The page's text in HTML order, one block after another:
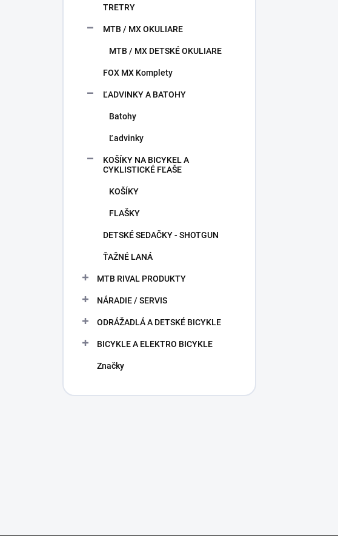
TRETRY
MTB / MX OKULIARE
MTB / MX DETSKÉ OKULIARE
FOX MX Komplety
ĽADVINKY A BATOHY
Batohy
Ľadvinky
KOŠÍKY NA BICYKEL A
CYKLISTICKÉ FĽAŠE
KOŠÍKY
FLAŠKY
DETSKÉ SEDAČKY - SHOTGUN
ŤAŽNÉ LANÁ
MTB RIVAL PRODUKTY
NÁRADIE / SERVIS
ODRÁŽADLÁ A DETSKÉ BICYKLE
BICYKLE A ELEKTRO BICYKLE
Značky